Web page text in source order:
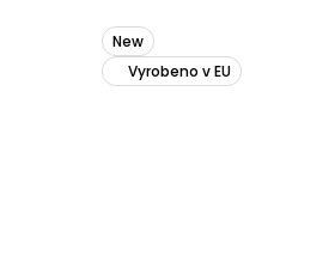
New
Vyrobeno v EU